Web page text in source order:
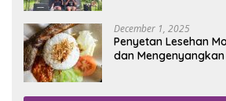
December 1, 2025
Penyetan Lesehan
dan